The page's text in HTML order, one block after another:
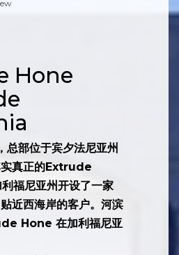
Hone
部位于宾夕法尼亚州
实真正的Extrude
福尼亚州开设了一家
近西海岸的客户。河滨
Hone 在加利福尼亚